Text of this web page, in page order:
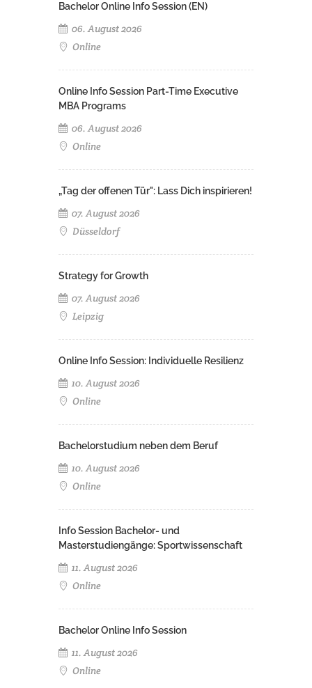
Bachelor Online Info Session (EN)
06. August 2026
Online
Online Info Session Part-Time Executive
MBA Programs
06. August 2026
Online
„Tag der offenen Tür": Lass Dich inspirieren!
07. August 2026
Düsseldorf
Strategy for Growth
07. August 2026
Leipzig
Online Info Session: Individuelle Resilienz
10. August 2026
Online
Bachelorstudium neben dem Beruf
10. August 2026
Online
Info Session Bachelor- und
Masterstudiengänge: Sportwissenschaft
11. August 2026
Online
Bachelor Online Info Session
11. August 2026
Online